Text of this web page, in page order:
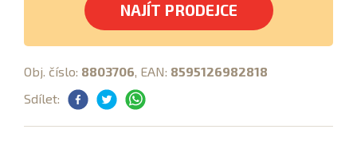
NAJÍT PRODEJCE
Obj. číslo: 8803706, EAN: 8595126982818
Sdílet: